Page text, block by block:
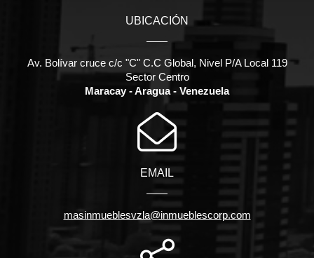
UBICACIÓN
Av. Bolívar cruce c/c "C" C.C Global, Nivel P/A Local 119
Sector Centro
Maracay - Aragua - Venezuela
EMAIL
masinmueblesvzla@inmueblescorp.com